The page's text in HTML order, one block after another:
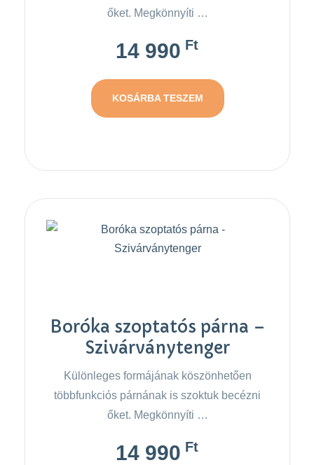
őket. Megkönnyíti …
14 990Ft
KOSÁRBA TESZEM
Boróka szoptatós párna –
Szivárványtenger
Különleges formájának köszönhetően
többfunkciós párnának is szoktuk becézni
őket. Megkönnyíti …
14 990Ft